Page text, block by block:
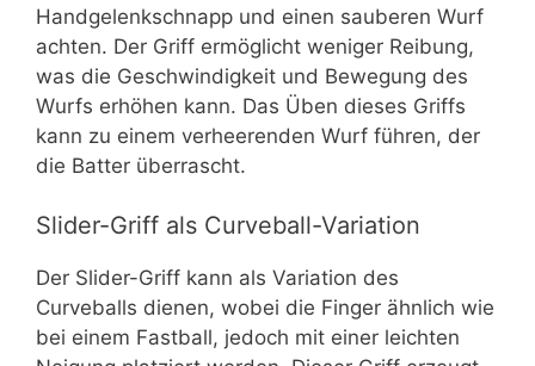
Handgelenkschnapp und einen sauberen Wurf
achten. Der Griff ermöglicht weniger Reibung,
was die Geschwindigkeit und Bewegung des
Wurfs erhöhen kann. Das Üben dieses Griffs
kann zu einem verheerenden Wurf führen, der
die Batter überrascht.
Slider-Griff als Curveball-Variation
Der Slider-Griff kann als Variation des
Curveballs dienen, wobei die Finger ähnlich wie
bei einem Fastball, jedoch mit einer leichten